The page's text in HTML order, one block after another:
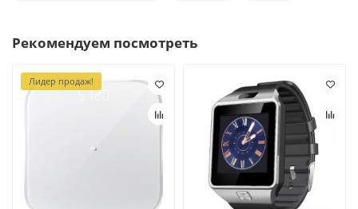
Рекомендуем посмотреть
Лидер продаж!